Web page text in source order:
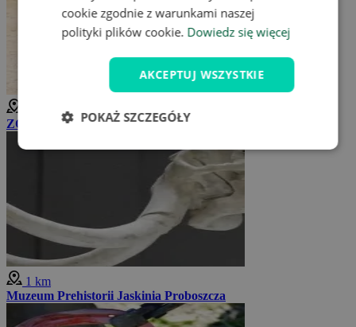
ZOO Bojnice
1 km
Muzeum Prehistorii Jaskinia Proboszcza
cookie zgodnie z warunkami naszej
polityki plików cookie. Dowiedz się więcej
AKCEPTUJ WSZYSTKIE
POKAŻ SZCZEGÓŁY